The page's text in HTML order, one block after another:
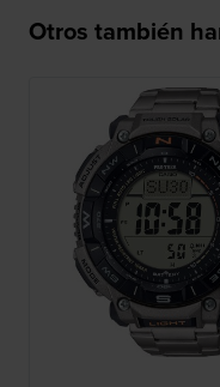
Otros también